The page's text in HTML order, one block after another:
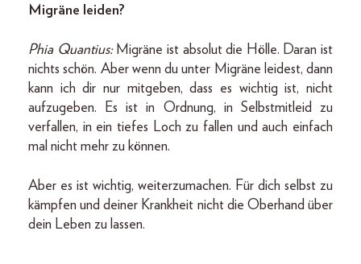
Migräne leiden?
Phia Quantius: Migräne ist absolut die Hölle. Daran ist
nichts schön. Aber wenn du unter Migräne leidest, dann
kann ich dir nur mitgeben, dass es wichtig ist, nicht
aufzugeben. Es ist in Ordnung, in Selbstmitleid zu
verfallen, in ein tiefes Loch zu fallen und auch einfach
mal nicht mehr zu können.
Aber es ist wichtig, weiterzumachen. Für dich selbst zu
kämpfen und deiner Krankheit nicht die Oberhand über
dein Leben zu lassen.